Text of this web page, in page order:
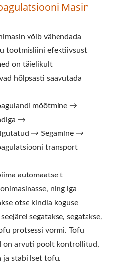
TOFU
LIHTNE
MASIN,
TOFU
TOIDU
SOJA LIHA
PIIMA JA
TOFU
Masin
võib vähendada
tootmisliini efektiivsust.
on täielikult
hõlpsasti saavutada
mõõtmine →
→
→ Segamine →
transport
automaatselt
ning iga
otse kindla koguse
segatakse, segatakse,
protsessi vormi. Tofu
on arvuti poolt kontrollitud,
ja stabiilset tofu.